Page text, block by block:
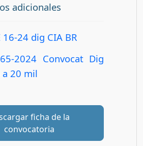
adicionales
16-24 dig CIA BR
2024 Convocat Dig
a 20 mil
ficha de la
convocatoria